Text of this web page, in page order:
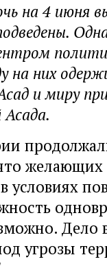
на 4 июня
на них
и миру
желающих
в условиях
Дело
угрозы